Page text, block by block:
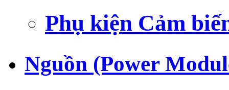
Phụ kiện Cảm
Nguồn (Power